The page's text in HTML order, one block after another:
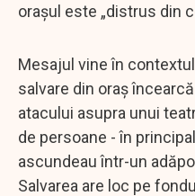
orașul este „distrus din
Mesajul vine în
salvare din oraș
atacului asupra unui
de persoane - în
ascundeau într-un
Salvarea are loc pe